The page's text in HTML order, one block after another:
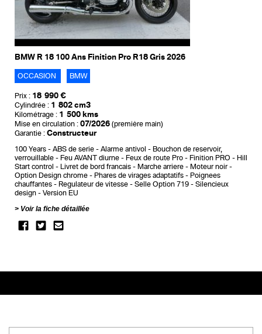
BMW R 18 100 Ans Finition Pro R18 Gris 2026
OCCASION BMW
Prix : 18 990 €
Cylindrée : 1 802 cm3
Kilométrage : 1 500 kms
Mise en circulation : 07/2026 (première main)
Garantie : Constructeur
100 Years ABS de serie Alarme antivol
Bouchon de reservoir,
verrouillable
Feu AVANT diurne Feux de route Pro Finition PRO
Hill
Start control
Livret de bord francais Marche arriere
Moteur noir
Option Design chrome
Phares de virages adaptatifs
Poignees
chauffantes
Regulateur de vitesse Selle Option 719
Silencieux
design
Version EU
Voir la fiche détaillée